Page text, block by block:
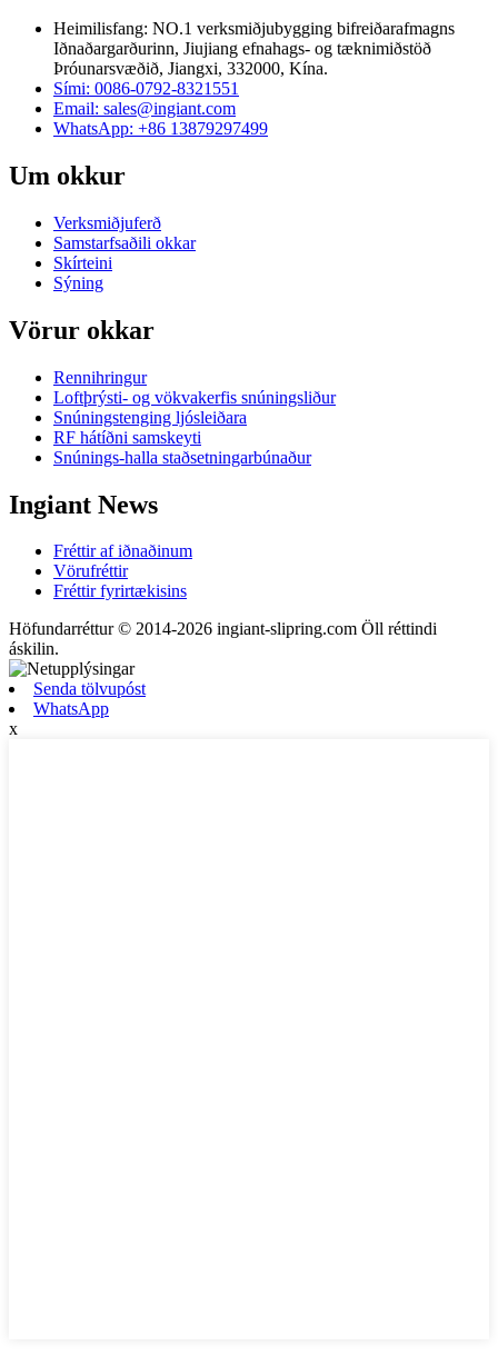
Heimilisfang: NO.1 verksmiðjubygging bifreiðarafmagns
Iðnaðargarðurinn, Jiujiang efnahags- og tæknimiðstöð
Þróunarsvæðið, Jiangxi, 332000, Kína.
Sími: 0086-0792-8321551
Email: sales@ingiant.com
WhatsApp: +86 13879297499
Um okkur
Verksmiðjuferð
Samstarfsaðili okkar
Skírteini
Sýning
Vörur okkar
Rennihringur
Loftþrýsti- og vökvakerfis snúningsliður
Snúningstenging ljósleiðara
RF hátíðni samskeyti
Snúnings-halla staðsetningarbúnaður
Ingiant News
Fréttir af iðnaðinum
Vörufréttir
Fréttir fyrirtækisins
Höfundarréttur © 2014-2026 ingiant-slipring.com Öll réttindi
áskilin.
Senda tölvupóst
WhatsApp
x